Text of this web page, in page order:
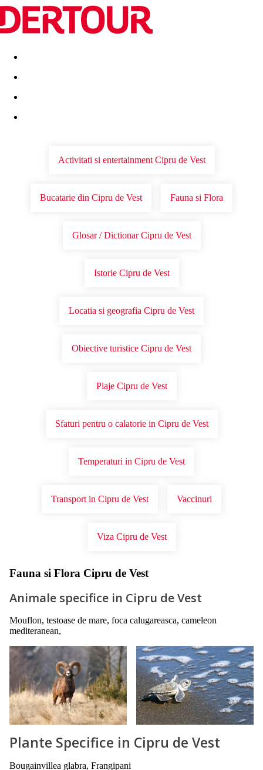
Destinatii Vacanta perfecta OFERTE DE NERATAT
Activitati si entertainment Cipru de Vest
Bucatarie din Cipru de Vest Fauna si Flora
Glosar / Dictionar Cipru de Vest
Istorie Cipru de Vest
Locatia si geografia Cipru de Vest
Obiective turistice Cipru de Vest
Plaje Cipru de Vest
Sfaturi pentru o calatorie in Cipru de Vest
Temperaturi in Cipru de Vest
Transport in Cipru de Vest Vaccinuri
Viza Cipru de Vest
Fauna si Flora Cipru de Vest
Animale specifice in Cipru de Vest
Mouflon, testoase de mare, foca calugareasca, cameleon
mediteranean,
Plante Specifice in Cipru de Vest
Bougainvillea glabra, Frangipani